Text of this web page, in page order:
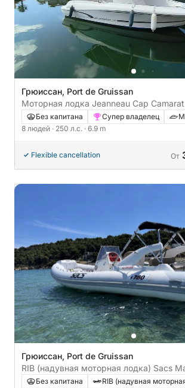
Грюиссан, Port de Gruissan
Моторная лодка Jeanneau Cap Camarat
250л.с.
Без капитана Супер владелец
8 людей · 250 л.с. · 6.9 m
Flexible cancellation От
Грюиссан, Port de Gruissan
RIB (надувная моторная лодка) Sacs
S780 300л.с.
Без капитана
RIB (надувная